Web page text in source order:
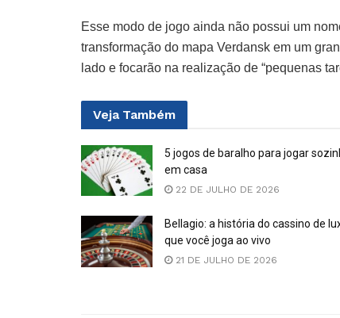
Esse modo de jogo ainda não possui um
transformação do mapa Verdansk em um
lado e focarão na realização de “pequenas
Veja Também
5 jogos de baralho para jogar
em casa
22 DE JULHO DE 2026
Bellagio: a história do cassino de
que você joga ao vivo
21 DE JULHO DE 2026